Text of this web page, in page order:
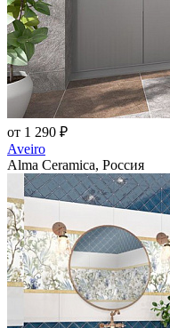
от 1 290 ₽
Aveiro
Alma Ceramica, Россия